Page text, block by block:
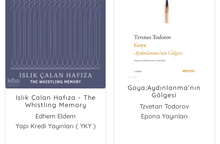
Islık Çalan Hafıza - The
Whistling Memory
Edhem Eldem
Osman Hamdi Bey
Yapı Kredi Yayınları ( YKY )
Goya;Aydınlanma’nın
Gölgesi
Tzvetan Todorov
Epona Yayınları